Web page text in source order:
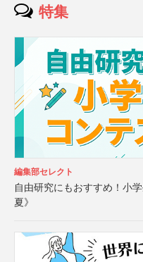
特集
編集部セレクト
自由研究にもおすすめ！小
夏》